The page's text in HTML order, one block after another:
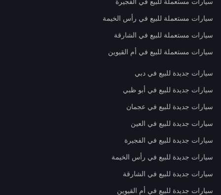
سيارات مستعملة للبيع في رأس الخيمة
سيارات مستعملة للبيع في الشارقة
سيارات مستعملة للبيع في أم القيوين
سيارات جديدة للبيع في دبي
سيارات جديدة للبيع في أبو ظبي
سيارات جديدة للبيع في عجمان
سيارات جديدة للبيع في العين
سيارات جديدة للبيع في الفجيرة
سيارات جديدة للبيع في رأس الخيمة
سيارات جديدة للبيع في الشارقة
سيارات جديدة للبيع في أم القيوين